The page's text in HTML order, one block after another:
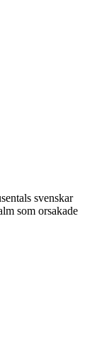
svenskar
som orsakade